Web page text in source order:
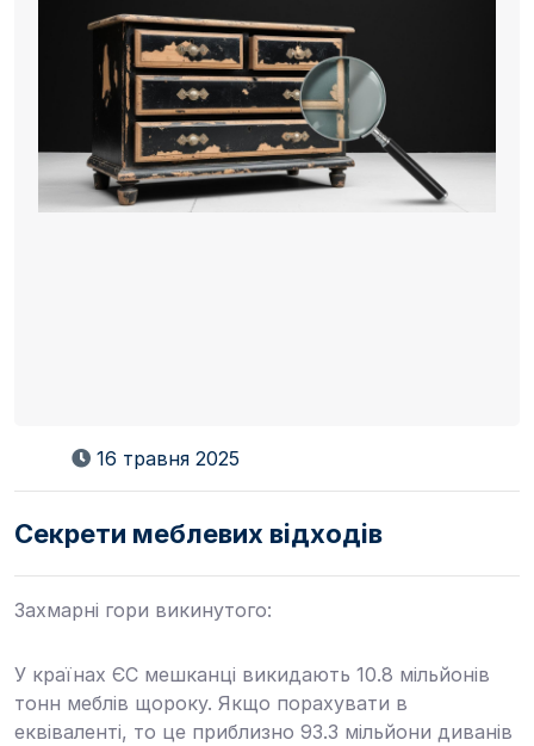
16 травня 2025
Секрети меблевих відходів
Захмарні гори викинутого:
У країнах ЄС мешканці викидають 10.8 мільйонів
тонн меблів щороку. Якщо порахувати в
еквіваленті, то це приблизно 93.3 мільйони диванів